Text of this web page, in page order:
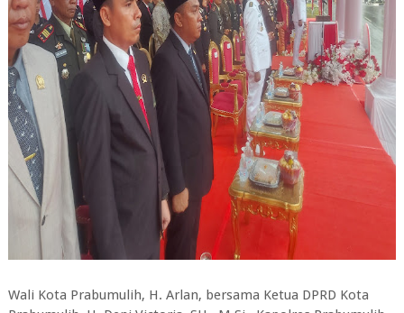
Wali Kota Prabumulih, H. Arlan, bersama Ketua DPRD Kota